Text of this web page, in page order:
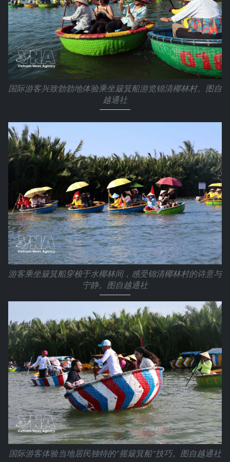
国际游客兴致勃勃地体验乘坐簸箕船游览锦清椰林村。图自
越通社
游客乘坐簸箕船穿梭于水椰林间，感受锦清椰林村的诗意与
宁静。图自越通社
国际游客体验当地居民独特的“摇簸箕船”技巧。图自越通社